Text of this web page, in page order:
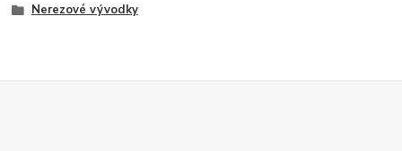
Nerezové vývodky